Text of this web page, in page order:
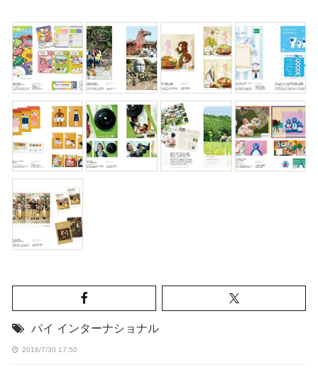
パイ インターナショナル
2016/7/30 17:50